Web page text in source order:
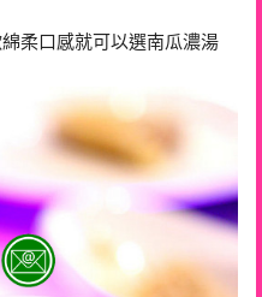
柔口感就可以選南瓜濃湯